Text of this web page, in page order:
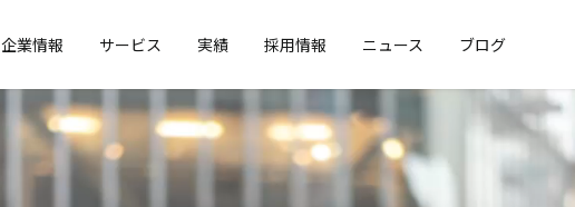
企業情報 サービス 実績 採用情報 ニュース ブログ